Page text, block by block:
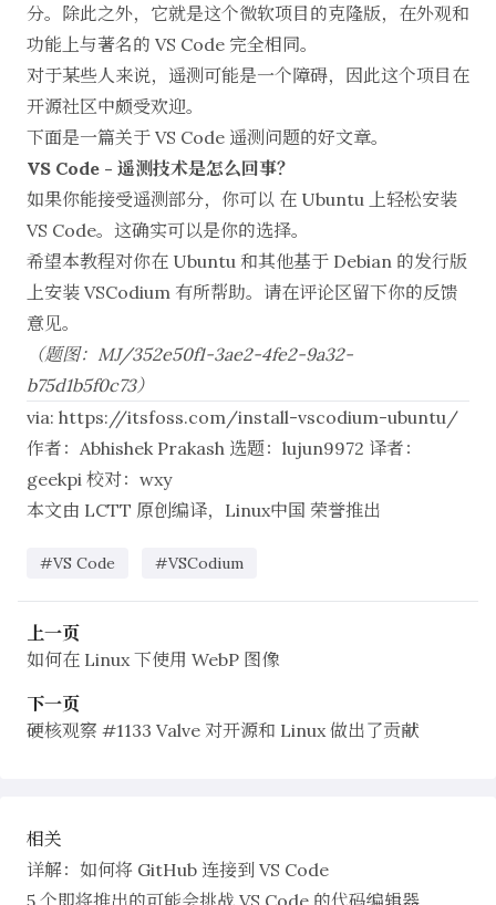
分。除此之外，它就是这个微软项目的克隆版，在外观和
功能上与著名的 VS Code 完全相同。
对于某些人来说，遥测可能是一个障碍，因此这个项目在
开源社区中颇受欢迎。
下面是一篇关于 VS Code 遥测问题的好文章。
VS Code - 遥测技术是怎么回事？
如果你能接受遥测部分，你可以 在 Ubuntu 上轻松安装
VS Code。这确实可以是你的选择。
希望本教程对你在 Ubuntu 和其他基于 Debian 的发行版
上安装 VSCodium 有所帮助。请在评论区留下你的反馈
意见。
（题图：MJ/352e50f1-3ae2-4fe2-9a32-
b75d1b5f0c73）
via: https://itsfoss.com/install-vscodium-ubuntu/
作者： Abhishek Prakash 选题： lujun9972 译者：
geekpi 校对： wxy
本文由 LCTT 原创编译， Linux中国 荣誉推出
#VS Code #VSCodium
上一页
如何在 Linux 下使用 WebP 图像
下一页
硬核观察 #1133 Valve 对开源和 Linux 做出了贡献
相关
详解：如何将 GitHub 连接到 VS Code
5 个即将推出的可能会挑战 VS Code 的代码编辑器